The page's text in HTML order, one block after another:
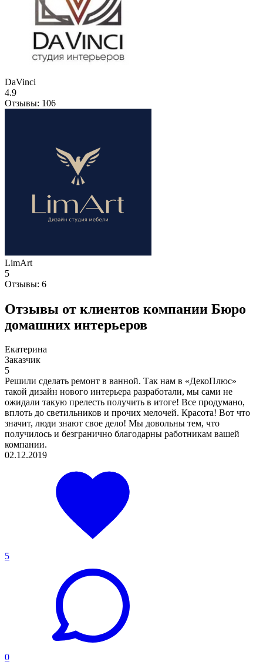
DaVinci
4.9
Отзывы: 106
LimArt
5
Отзывы: 6
Отзывы от клиентов компании Бюро
домашних интерьеров
Екатерина
Заказчик
5
Решили сделать ремонт в ванной. Так нам в «ДекоПлюс»
такой дизайн нового интерьера разработали, мы сами не
ожидали такую прелесть получить в итоге! Все продумано,
вплоть до светильников и прочих мелочей. Красота! Вот что
значит, люди знают свое дело! Мы довольны тем, что
получилось и безгранично благодарны работникам вашей
компании.
02.12.2019
5
0